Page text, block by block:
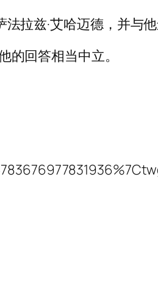
拉兹·艾哈迈德，并与他
回答相当中立。